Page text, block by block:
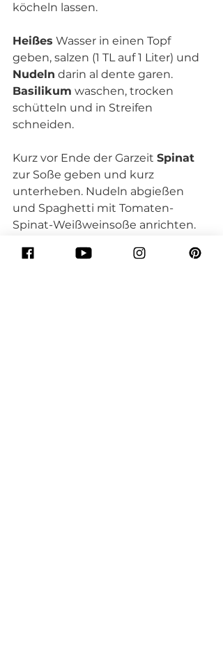
köcheln lassen.
Heißes Wasser in einen Topf
geben, salzen (1 TL auf 1 Liter) und
Nudeln darin al dente garen.
Basilikum waschen, trocken
schütteln und in Streifen
schneiden.
Kurz vor Ende der Garzeit Spinat
zur Soße geben und kurz
unterheben. Nudeln abgießen
und Spaghetti mit Tomaten-
Spinat-Weißweinsoße anrichten.